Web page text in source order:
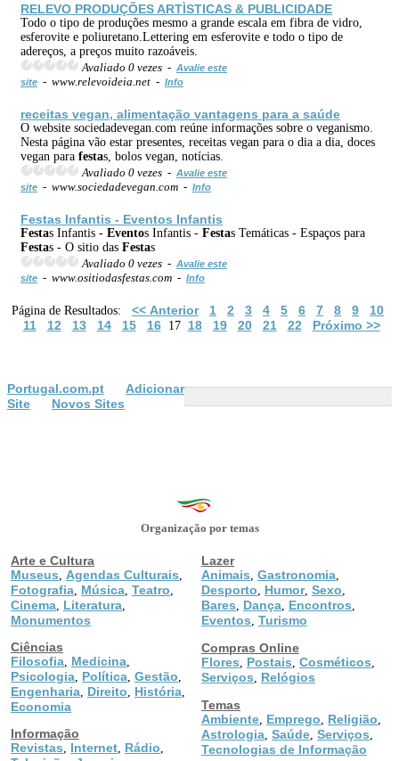
RELEVO PRODUÇÕES ARTÌSTICAS & PUBLICIDADE
Todo o tipo de produções mesmo a grande escala em fibra de vidro,
esferovite e poliuretano.Lettering em esferovite e todo o tipo de
adereços, a preços muito razoáveis.
Avaliado 0 vezes - Avalie este
site - www.relevoideia.net - Info
receitas vegan, alimentação vantagens para a saúde
O website sociedadevegan.com reúne informações sobre o veganismo.
Nesta página vão estar presentes, receitas vegan para o dia a dia, doces
vegan para festas, bolos vegan, notícias.
Avaliado 0 vezes - Avalie este
site - www.sociedadevegan.com - Info
Festas Infantis - Eventos Infantis
Festas Infantis - Eventos Infantis - Festas Temáticas - Espaços para
Festas - O sitio das Festas
Avaliado 0 vezes - Avalie este
site - www.ositiodasfestas.com - Info
Página de Resultados: << Anterior 1 2 3 4 5 6 7 8 9
10
11
12 13 14 15 1617 18 19 20 21 22 Próximo >>
Portugal.com.pt
Adicionar
Site
Novos Sites
Organização por temas
Arte e Cultura
Museus
Agendas Culturais
Fotografia Música Teatro
Cinema Literatura
Monumentos
Ciências
Filosofia Medicina
Psicologia Política Gestão
Engenharia Direito História
Economia
Informação
Revistas
Internet Rádio
Lazer
Animais Gastronomia
Desporto Humor, Sexo
Bares Dança Encontros
Eventos Turismo
Compras Online
Flores
Postais Cosméticos
Serviços
Relógios
Temas
Ambiente Emprego Religião
Astrologia Saúde Serviços
Tecnologias de Informação